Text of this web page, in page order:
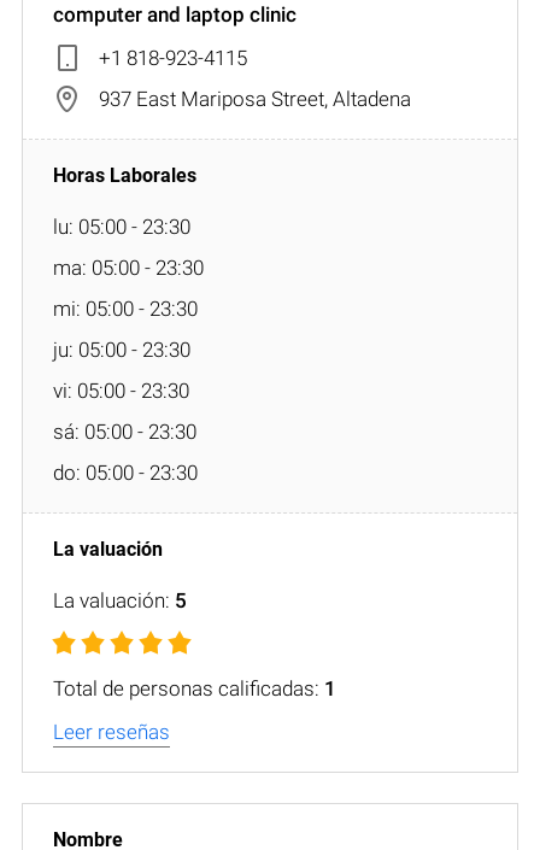
computer and laptop clinic
+1 818-923-4115
937 East Mariposa Street, Altadena
lu: 05:00 - 23:30
ma: 05:00 - 23:30
mi: 05:00 - 23:30
ju: 05:00 - 23:30
vi: 05:00 - 23:30
sá: 05:00 - 23:30
do: 05:00 - 23:30
La valuación: 5
Total de personas calificadas: 1
Leer reseñas